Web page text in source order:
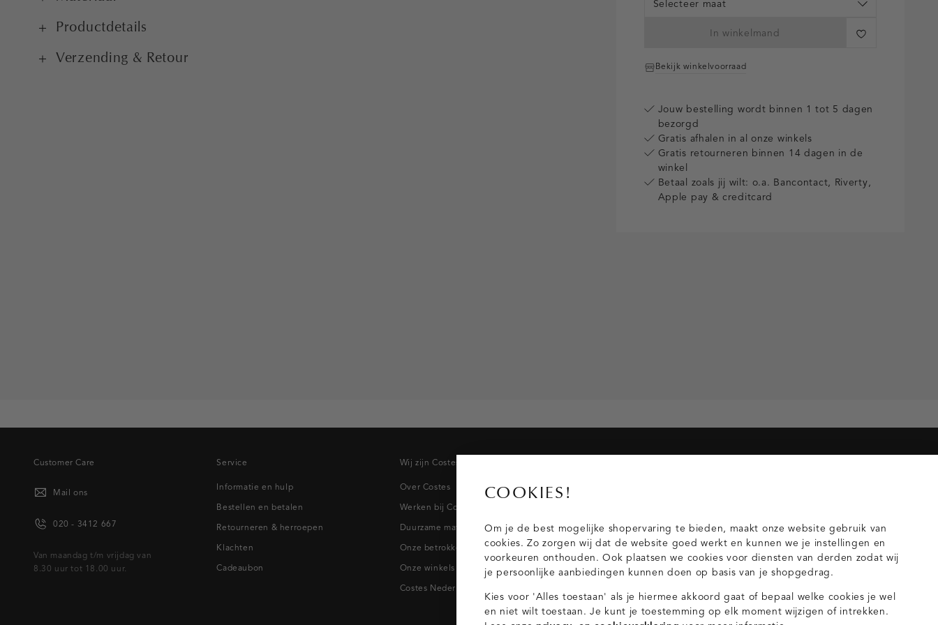
Selecteer maat
In winkelmand
Bekijk winkelvoorraad
Jouw bestelling wordt binnen 1 tot 5 dagen
bezorgd
Gratis afhalen in al onze winkels
Gratis retourneren binnen 14 dagen in de
winkel
Betaal zoals jij wilt: o.a. Bancontact, Riverty,
Apple pay & creditcard
Productdetails
Verzending & Retour
Customer Care
Mail ons
020 - 3412 667
Van maandag t/m vrijdag van
8.30 uur tot 18.00 uur.
Service
Informatie en hulp
Bestellen en betalen
Retourneren & herroepen
Klachten
Cadeaubon
Wij zijn Costes
Over Costes
Werken bij Costes
Duurzame materialen
Onze betrokkenheid
Onze winkels
Costes Nederland
Blazers & gilets
Blouses
Tops
COOKIES!
Om je de best mogelijke shopervaring te bieden, maakt onze website gebruik van
cookies. Zo zorgen wij dat de website goed werkt en kunnen we je instellingen en
voorkeuren onthouden. Ook plaatsen we cookies voor diensten van derden zodat wij
je persoonlijke aanbiedingen kunnen doen op basis van je shopgedrag.
Kies voor 'Alles toestaan' als je hiermee akkoord gaat of bepaal welke cookies je wel
en niet wilt toestaan. Je kunt je toestemming op elk moment wijzigen of intrekken.